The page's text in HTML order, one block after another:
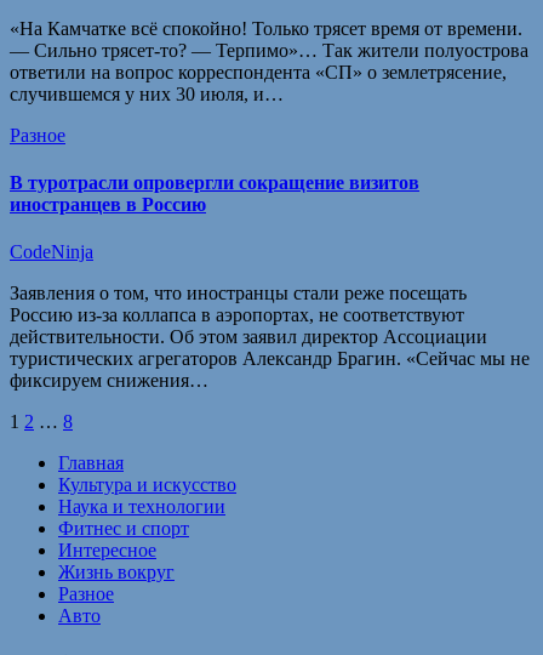
«На Камчатке всё спокойно! Только трясет время от времени.
— Сильно трясет-то? — Терпимо»… Так жители полуострова
ответили на вопрос корреспондента «СП» о землетрясение,
случившемся у них 30 июля, и…
Разное
В туротрасли опровергли сокращение визитов
иностранцев в Россию
CodeNinja
Заявления о том, что иностранцы стали реже посещать
Россию из-за коллапса в аэропортах, не соответствуют
действительности. Об этом заявил директор Ассоциации
туристических агрегаторов Александр Брагин. «Сейчас мы не
фиксируем снижения…
Пагинация
записей
1 2 … 8
Главная
Культура и искусство
Наука и технологии
Фитнес и спорт
Интересное
Жизнь вокруг
Разное
Авто